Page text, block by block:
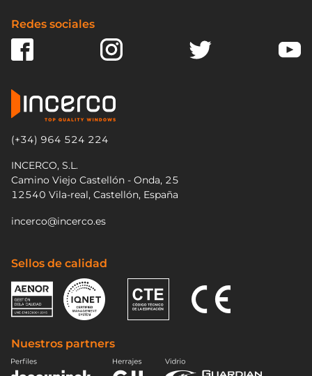
Redes sociales
(+34) 964 524 224
INCERCO, S.L.
Camino Viejo Castellón - Onda, 25
12540 Vila-real, Castellón, España
incerco@incerco.es
Sellos de calidad
Nuestros partners